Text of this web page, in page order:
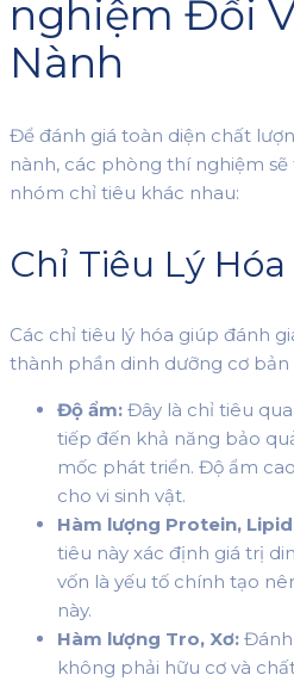
nghiệm Đối
Nành
Để đánh giá toàn diện chất
nành, các phòng thí nghiệm
nhóm chỉ tiêu khác nhau:
Chỉ Tiêu Lý Hóa
Các chỉ tiêu lý hóa giúp đánh
thành phần dinh dưỡng cơ bản
Độ ẩm: Đây là chỉ tiêu
tiếp đến khả năng bảo
mốc phát triển. Độ ẩm
cho vi sinh vật.
Hàm lượng Protein,
tiêu này xác định giá trị
vốn là yếu tố chính tạo
này.
Hàm lượng Tro, Xơ:
không phải hữu cơ và